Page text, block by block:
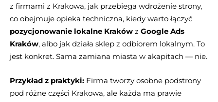
z firmami z Krakowa, jak przebiega wdrożenie strony,
co obejmuje opieka techniczna, kiedy warto łączyć
pozycjonowanie lokalne Kraków z Google Ads
Kraków, albo jak działa sklep z odbiorem lokalnym. To
jest konkret. Sama zamiana miasta w akapitach — nie.
Przykład z praktyki: Firma tworzy osobne podstrony
pod różne części Krakowa, ale każda ma prawie